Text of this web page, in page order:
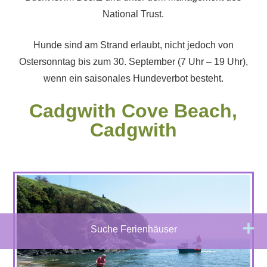
Suche Ferienhäuser
National Trust.
Hunde sind am Strand erlaubt, nicht jedoch von
Ostersonntag bis zum 30. September (7 Uhr – 19 Uhr),
wenn ein saisonales Hundeverbot besteht.
Cadgwith Cove Beach,
Cadgwith